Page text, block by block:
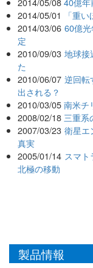
2014/05/01
「重
2014/03/06 60億
定
2010/09/03 地球接
た
2010/06/07 逆回転
出される？
2010/03/05 南米チ
2008/02/18 三重系
2007/03/23 衛星エ
真実
2005/01/14 スマ
北極の移動
製品情報